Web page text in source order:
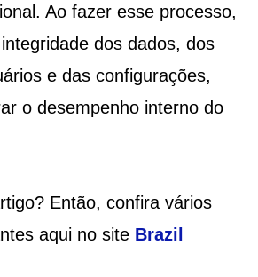
Ao fazer esse processo,
dos dados, dos
e das configurações,
o desempenho interno do
Então, confira vários
aqui no site Brazil